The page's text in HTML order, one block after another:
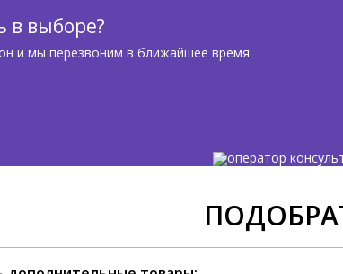
выборе?
и мы перезвоним в ближайшее время